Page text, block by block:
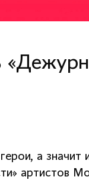
а значит
артистов